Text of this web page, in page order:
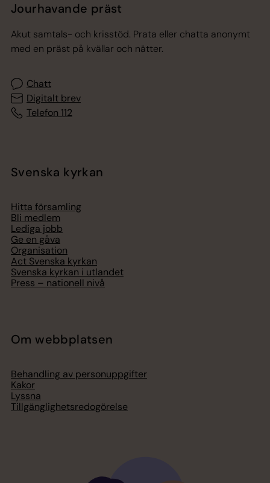
Jourhavande präst
Akut samtals- och krisstöd. Prata eller chatta anonymt
med en präst på kvällar och nätter.
Chatt
Digitalt brev
Telefon 112
Svenska kyrkan
Hitta församling
Bli medlem
Lediga jobb
Ge en gåva
Organisation
Act Svenska kyrkan
Svenska kyrkan i utlandet
Press – nationell nivå
Om webbplatsen
Behandling av personuppgifter
Kakor
Lyssna
Tillgänglighetsredogörelse